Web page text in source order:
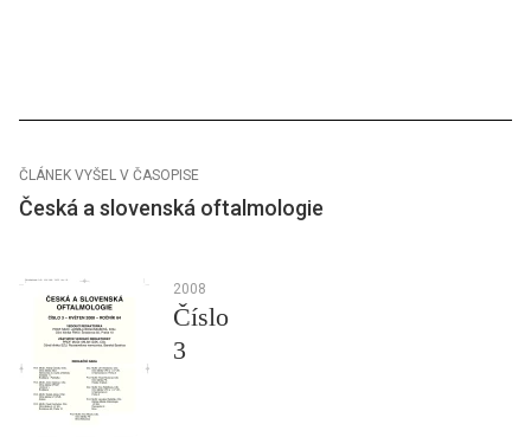
ČLÁNEK VYŠEL V ČASOPISE
Česká a slovenská oftalmologie
2008
Číslo
3